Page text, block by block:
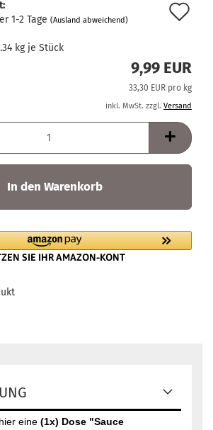
1-2 Tage (Ausland abweichend)
kg je Stück
9,99 EUR
33,30 EUR pro kg
inkl. MwSt. zzgl. Versand
In den Warenkorb
eine (1x) Dose "Sauce